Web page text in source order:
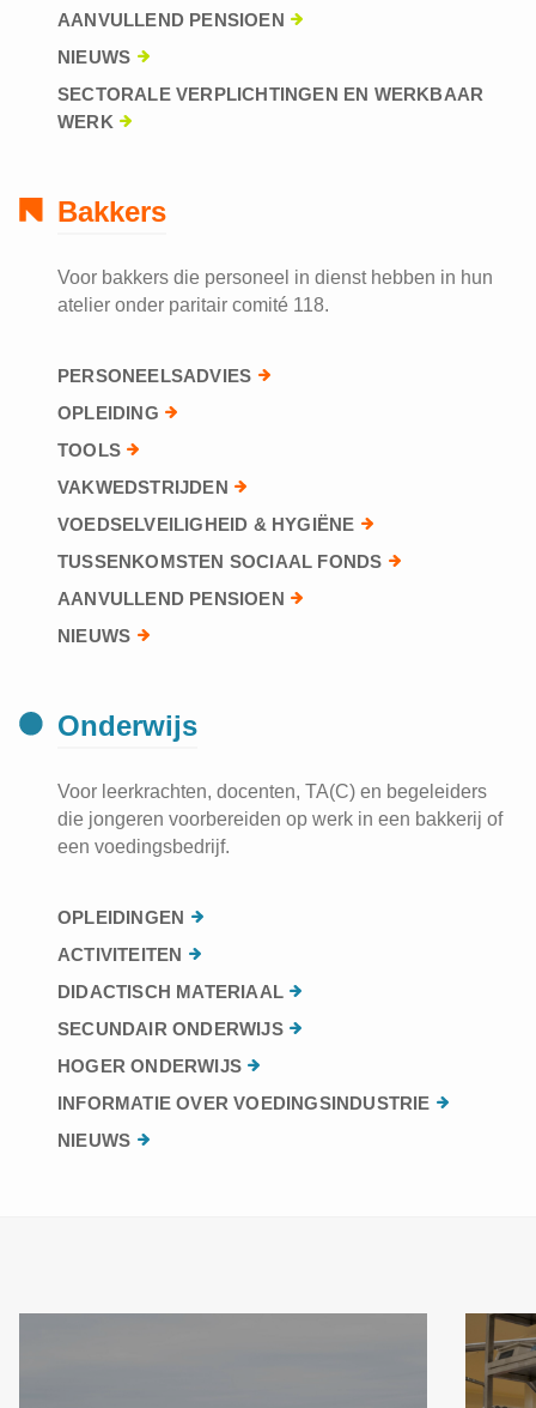
AANVULLEND PENSIOEN
NIEUWS
SECTORALE VERPLICHTINGEN EN WERKBAAR
WERK
Bakkers
Voor bakkers die personeel in dienst hebben in hun
atelier onder paritair comité 118.
PERSONEELSADVIES
OPLEIDING
TOOLS
VAKWEDSTRIJDEN
VOEDSELVEILIGHEID & HYGIËNE
TUSSENKOMSTEN SOCIAAL FONDS
AANVULLEND PENSIOEN
NIEUWS
Onderwijs
Voor leerkrachten, docenten, TA(C) en begeleiders
die jongeren voorbereiden op werk in een bakkerij of
een voedingsbedrijf.
OPLEIDINGEN
ACTIVITEITEN
DIDACTISCH MATERIAAL
SECUNDAIR ONDERWIJS
HOGER ONDERWIJS
INFORMATIE OVER VOEDINGSINDUSTRIE
NIEUWS